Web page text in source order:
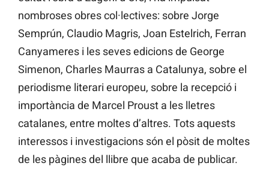
nombroses obres col·lectives: sobre Jorge
Semprún, Claudio Magris, Joan Estelrich, Ferran
Canyameres i les seves edicions de George
Simenon, Charles Maurras a Catalunya, sobre el
periodisme literari europeu, sobre la recepció i
importància de Marcel Proust a les lletres
catalanes, entre moltes d’altres. Tots aquests
interessos i investigacions són el pòsit de moltes
de les pàgines del llibre que acaba de publicar.